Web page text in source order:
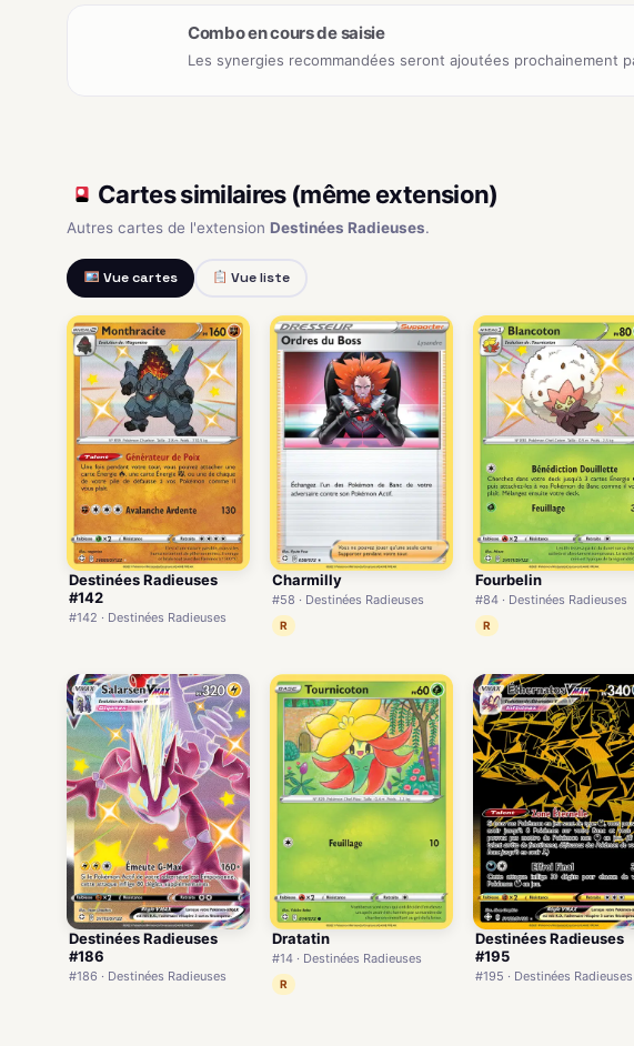
Combo en cours de saisie
Les synergies recommandées seront ajoutées prochainement
Cartes similaires (même extension)
Autres cartes de l'extension Destinées Radieuses.
Vue cartes Vue liste
Destinées Radieuses
#142
#142 · Destinées Radieuses
Charmilly
#58 · Destinées Radieuses
R
Fourbelin
#84 · Destinées Radieuses
R
Destinées Radieuses
#186
#186 · Destinées Radieuses
Dratatin
#14 · Destinées Radieuses
R
Destinées Radieuses
#195
#195 · Destinées Radieuses